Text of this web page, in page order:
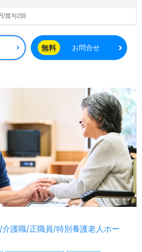
活躍中！『One for All All for
クを大切に、『生命・幸福・未来』
のある方はもちろん、これから介護
幅広く募集します。病院での勤務経験
OJT/研修制度、中途採用の方もすぐ
を高めたい』『転職でキャリアチェ
施設形態や環境を変えて働きたい』等
募集詳細等、担当コンサルタントより
い合わせも遠慮なくお願いします。
医療/福祉業界の正社員/パート求人探
】＊求人情報収集、将来的に検討の
などご希望に応じてお問い合わせ/ご
談、求人紹介、年収交渉など完全無
ただけます。＜非公開求人も取扱い
プロと一緒に転職活動！お問い合わ
/賞与2回
無料 お問合せ
護職/正職員/特別養護老人ホー